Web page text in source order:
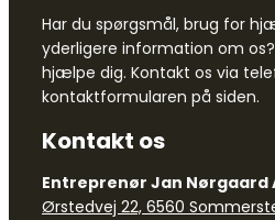
Har du spørgsmål, brug for
yderligere information om
hjælpe dig. Kontakt os via
kontaktformularen på siden.
Kontakt os
Entreprenør Jan Nørgaard
Ørstedvej 22, 6560